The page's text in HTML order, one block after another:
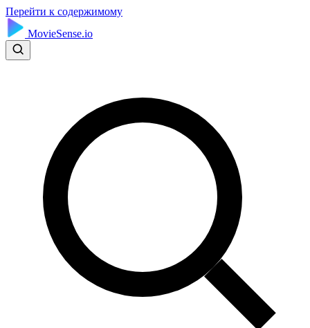
Перейти к содержимому
MovieSense.io